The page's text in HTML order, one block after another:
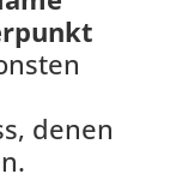
denen